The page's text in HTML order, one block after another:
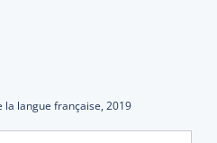
la langue française, 2019